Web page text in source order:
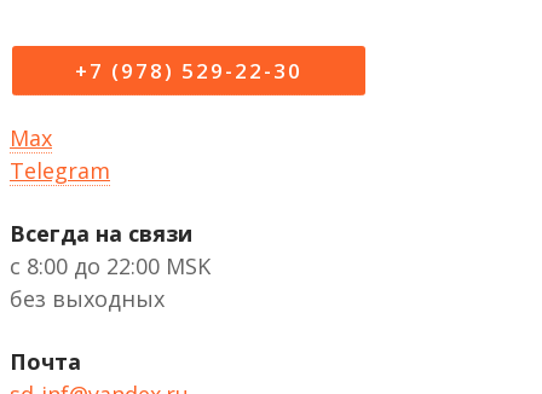
+7 (978) 529-22-30
Max
Telegram
Всегда на связи
с 8:00 до 22:00 MSK
без выходных
Почта